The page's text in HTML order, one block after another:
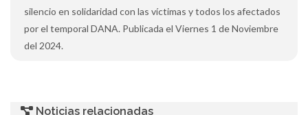
silencio en solidaridad con las víctimas y todos los afectados
por el temporal DANA. Publicada el Viernes 1 de Noviembre
del 2024.
Noticias relacionadas